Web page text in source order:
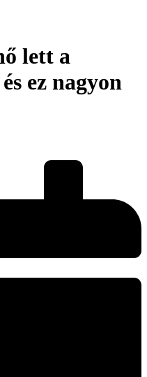
lett a
ez nagyon